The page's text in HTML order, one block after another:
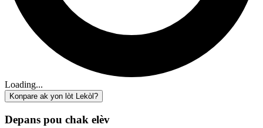
Loading...
Konpare ak yon lòt Lekòl?
Depans pou chak elèv